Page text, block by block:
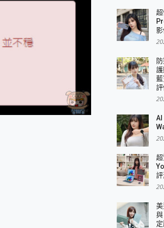
酷態科 300W 微型充電站 開箱 評測
Wizard Free 18.0.0 業界最好的資料救
就是這麼簡單
晰、2日長續航、頂尖影音娛樂效能~
! 加碼小旗艦 Xiaomi 14 開箱 評測
潤，並支援雙設備連接~
026TW 電競掌機
影棚級柔光環、拍攝功能最好玩的美拍神機
電競掌機 開箱 評測
MAG 最會吸的行動電源 開箱 評測
賣，攜手味全龍進駐大巨蛋萬人盛典
AI